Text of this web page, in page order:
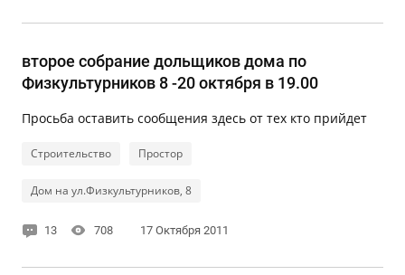
второе собрание дольщиков дома по
Физкультурников 8 -20 октября в 19.00
Просьба оставить сообщения здесь от тех кто прийдет
Строительство Простор
Дом на ул.Физкультурников, 8
13 708 17 Октября 2011